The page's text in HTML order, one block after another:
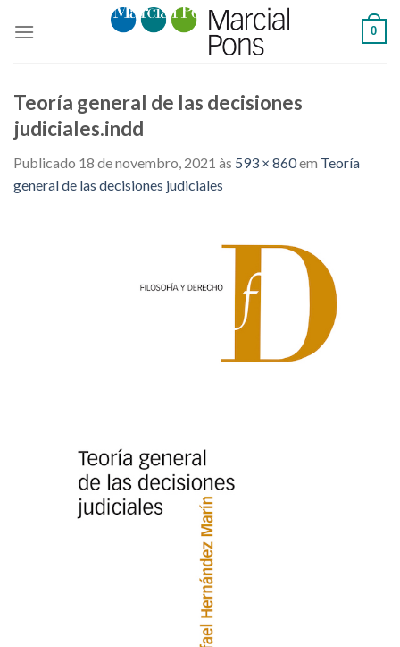
0
Teoría general de las decisiones
judiciales.indd
Publicado 18 de novembro, 2021 às 593 × 860em Teoría
general de las decisiones judiciales